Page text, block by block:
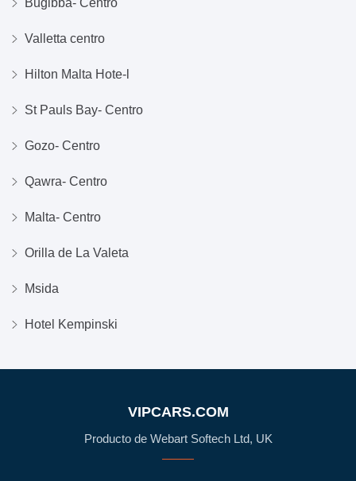
Bugibba- Centro
Valletta centro
Hilton Malta Hote-l
St Pauls Bay- Centro
Gozo- Centro
Qawra- Centro
Malta- Centro
Orilla de La Valeta
Msida
Hotel Kempinski
VIPCARS.COM
Producto de Webart Softech Ltd, UK